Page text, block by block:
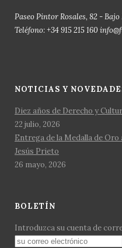
Paseo Pintor Rosales, 82 -
Teléfono: +34 915 215 160
NOTICIAS Y
Diez años de Derecho y
22 julio, 2026
Entrega de la Medalla de
Jesús Prieto
26 mayo, 2026
BOLETÍN
Introduzca su cuenta de